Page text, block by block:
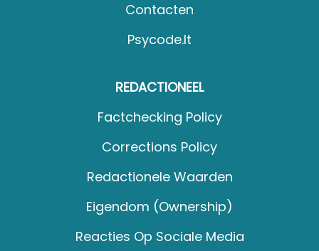
Contacten
Psycode.it
REDACTIONEEL
Factchecking Policy
Corrections Policy
Redactionele Waarden
Eigendom (Ownership)
Reacties Op Sociale Media